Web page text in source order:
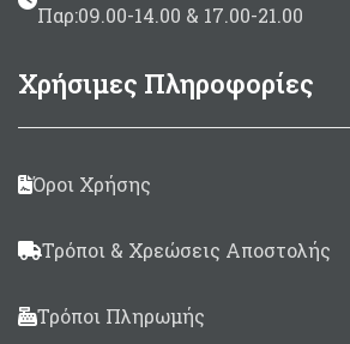
Παρ:09.00-14.00 & 17.00-21.00
Χρήσιμες Πληροφορίες
Όροι Χρήσης
Τρόποι & Χρεώσεις Αποστολής
Τρόποι Πληρωμής